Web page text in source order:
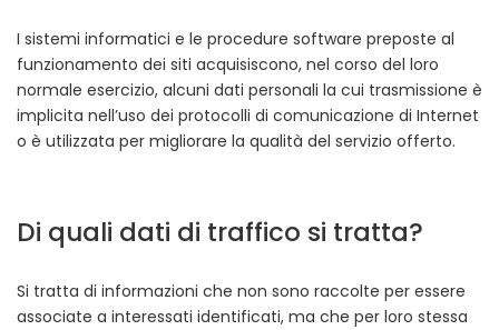
I sistemi informatici e le procedure software preposte al
funzionamento dei siti acquisiscono, nel corso del loro
normale esercizio, alcuni dati personali la cui trasmissione è
implicita nell’uso dei protocolli di comunicazione di Internet
o è utilizzata per migliorare la qualità del servizio offerto.
Di quali dati di traffico si tratta?
Si tratta di informazioni che non sono raccolte per essere
associate a interessati identificati, ma che per loro stessa